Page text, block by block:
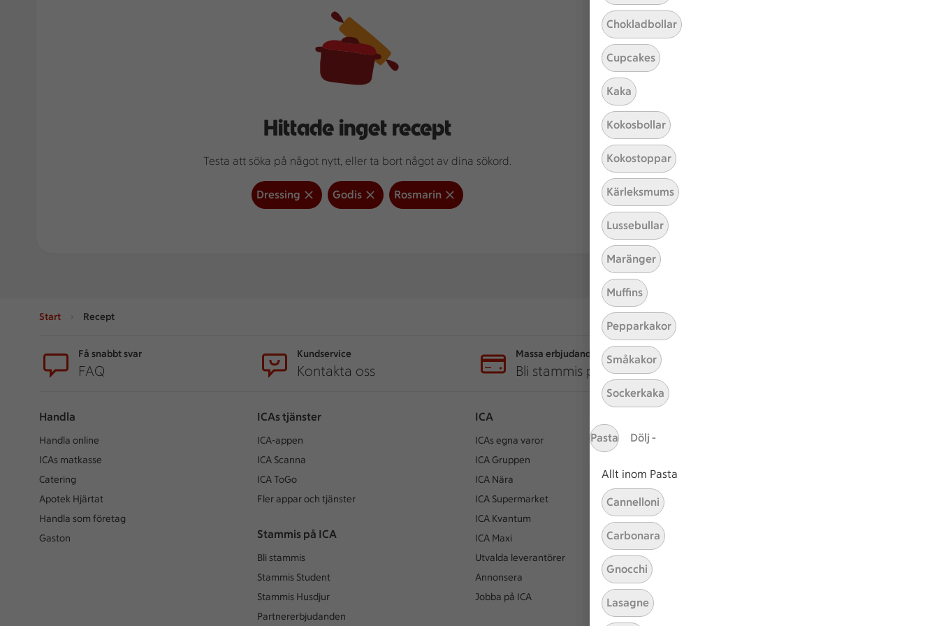
Chokladbollar
Cupcakes
Kaka
Kokosbollar
Kokostoppar
Kärleksmums
Lussebullar
Maränger
Muffins
Pepparkakor
Småkakor
Sockerkaka
Pasta Dölj -
Allt inom Pasta
Cannelloni
Carbonara
Gnocchi
Lasagne
Hittade inget recept
Testa att söka på något nytt, eller ta bort något av dina sökord.
Dressing Godis Rosmarin
Start Recept
Få snabbt svar
FAQ
Kundservice
Kontakta oss
Massa erbjudanden
Bli stammis på ICA
Handla
Handla online
ICAs matkasse
Catering
Apotek Hjärtat
Handla som företag
Gaston
ICAs tjänster
ICA-appen
ICA Scanna
ICA ToGo
Fler appar och tjänster
Stammis på ICA
Bli stammis
Stammis Student
Stammis Husdjur
Partnererbjudanden
ICA
ICAs egna varor
ICA Gruppen
ICA Nära
ICA Supermarket
ICA Kvantum
ICA Maxi
Utvalda leverantörer
Annonsera
Jobba på ICA